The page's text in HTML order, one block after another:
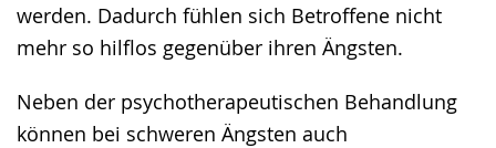
werden. Dadurch fühlen sich Betroffene nicht
mehr so hilflos gegenüber ihren Ängsten.
Neben der psychotherapeutischen Behandlung
können bei schweren Ängsten auch